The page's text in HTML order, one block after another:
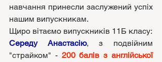
навчання принесли заслужений успіх
нашим випускникам.
Щиро вітаємо випускників 11Б класу:
Середу Анастасію, з подвійним
"страйком" - 200 балів з англійської